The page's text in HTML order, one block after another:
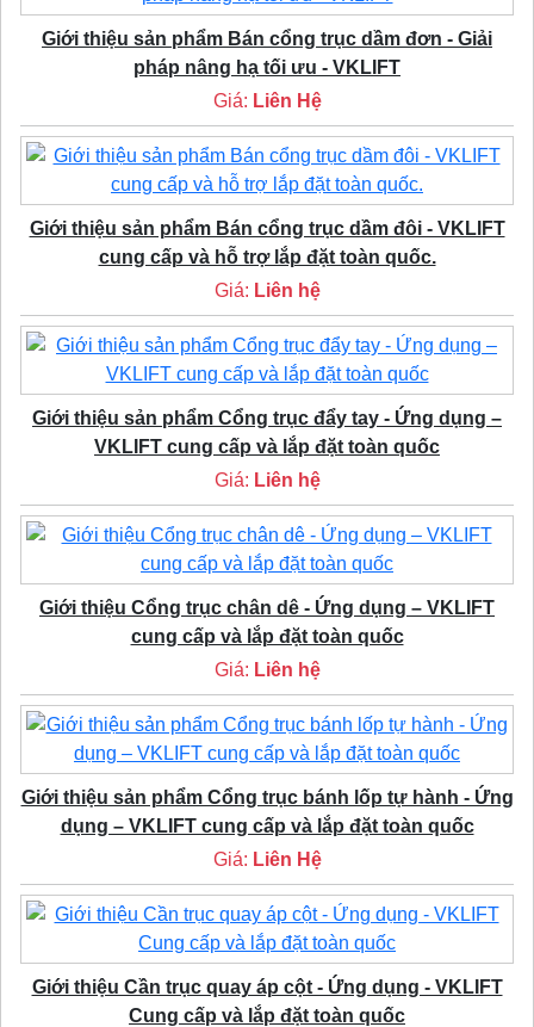
Giới thiệu sản phẩm Bán cổng trục dầm đơn - Giải
pháp nâng hạ tối ưu - VKLIFT
Giá: Liên Hệ
Giới thiệu sản phẩm Bán cổng trục dầm đôi - VKLIFT
cung cấp và hỗ trợ lắp đặt toàn quốc.
Giá: Liên hệ
Giới thiệu sản phẩm Cổng trục đẩy tay - Ứng dụng –
VKLIFT cung cấp và lắp đặt toàn quốc
Giá: Liên hệ
Giới thiệu Cổng trục chân dê - Ứng dụng – VKLIFT
cung cấp và lắp đặt toàn quốc
Giá: Liên hệ
Giới thiệu sản phẩm Cổng trục bánh lốp tự hành - Ứng
dụng – VKLIFT cung cấp và lắp đặt toàn quốc
Giá: Liên Hệ
Giới thiệu Cần trục quay áp cột - Ứng dụng - VKLIFT
Cung cấp và lắp đặt toàn quốc